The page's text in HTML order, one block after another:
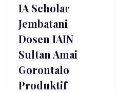
IA Scholar
Jembatani
Dosen IAIN
Sultan Amai
Gorontalo
Produktif